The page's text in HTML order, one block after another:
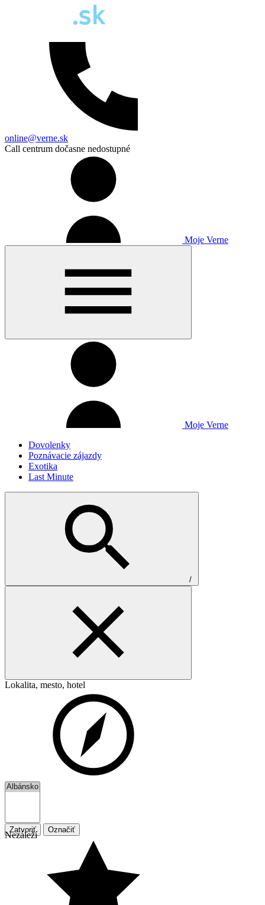
online@verne.sk
Call centrum dočasne nedostupné
Moje Verne
Moje Verne
Dovolenky
Poznávacie zájazdy
Exotika
Last Minute
/
Lokalita, mesto, hotel
Zatvoriť Označiť
Nezáleží